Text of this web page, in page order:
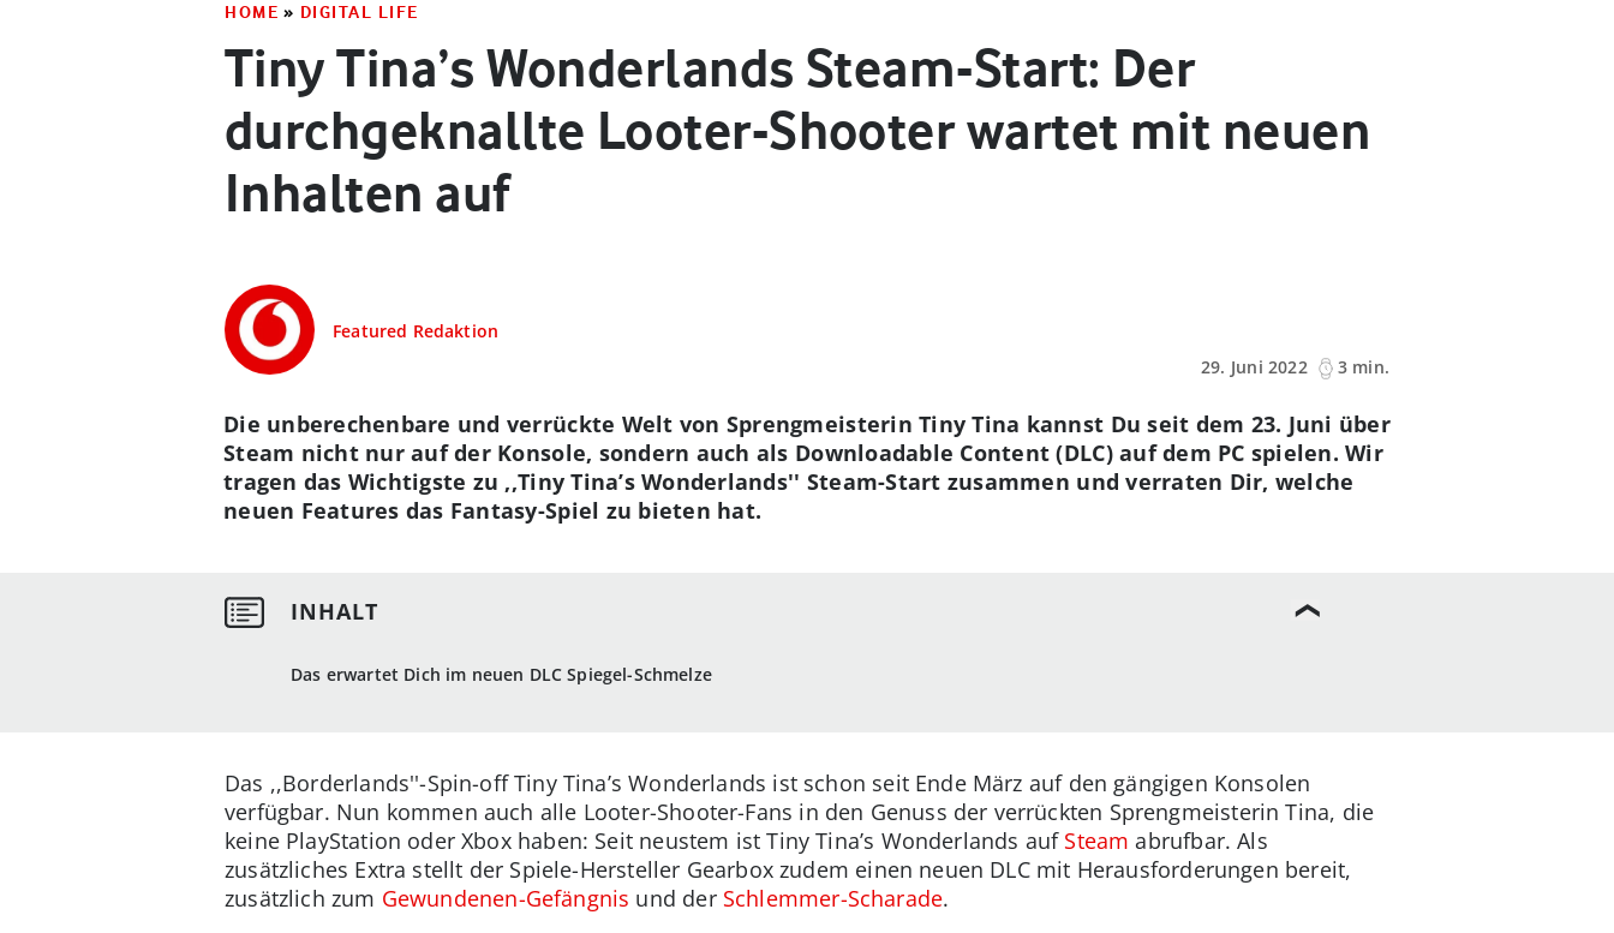
HOME » DIGITAL LIFE
Tiny Tina’s Wonderlands Steam-Start: Der
durchgeknallte Looter-Shooter wartet mit neuen
Inhalten auf
Featured Redaktion
29. Juni 2022
3 min.
Das erwartet Dich im neuen DLC Spiegel-Schmelze
Die unberechenbare und verrückte Welt von Sprengmeisterin Tiny Tina kannst Du seit dem 23. Juni über
Steam nicht nur auf der Konsole, sondern auch als Downloadable Content (DLC) auf dem PC spielen. Wir
tragen das Wichtigste zu ,,Tiny Tina’s Wonderlands'' Steam-Start zusammen und verraten Dir, welche
neuen Features das Fantasy-Spiel zu bieten hat.
Das ,,Borderlands''-Spin-off Tiny Tina’s Wonderlands ist schon seit Ende März auf den gängigen Konsolen
verfügbar. Nun kommen auch alle Looter-Shooter-Fans in den Genuss der verrückten Sprengmeisterin Tina, die
keine PlayStation oder Xbox haben: Seit neustem ist Tiny Tina’s Wonderlands auf Steam abrufbar. Als
zusätzliches Extra stellt der Spiele-Hersteller Gearbox zudem einen neuen DLC mit Herausforderungen bereit,
zusätzlich zum Gewundenen-Gefängnis und der Schlemmer-Scharade.